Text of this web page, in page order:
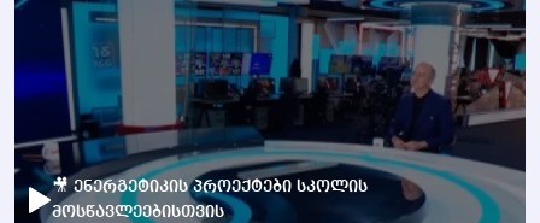
🎥 ენერგეტიკის პროექტები სკოლის
მოსწავლეებისთვის